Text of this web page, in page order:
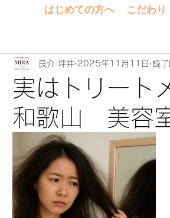
はじめての方へ こだわり
実はトリート
和歌山 美容
良介 坪井 2025年11月11日 読